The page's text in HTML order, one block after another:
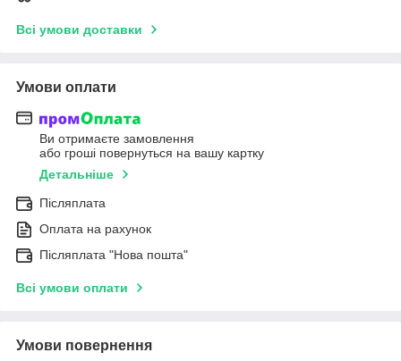
Всі умови доставки
Умови оплати
Ви отримаєте замовлення
або гроші повернуться на вашу картку
Детальніше
Післяплата
Оплата на рахунок
Післяплата "Нова пошта"
Всі умови оплати
Умови повернення